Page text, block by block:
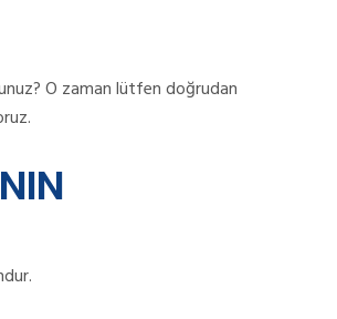
O zaman lütfen doğrudan